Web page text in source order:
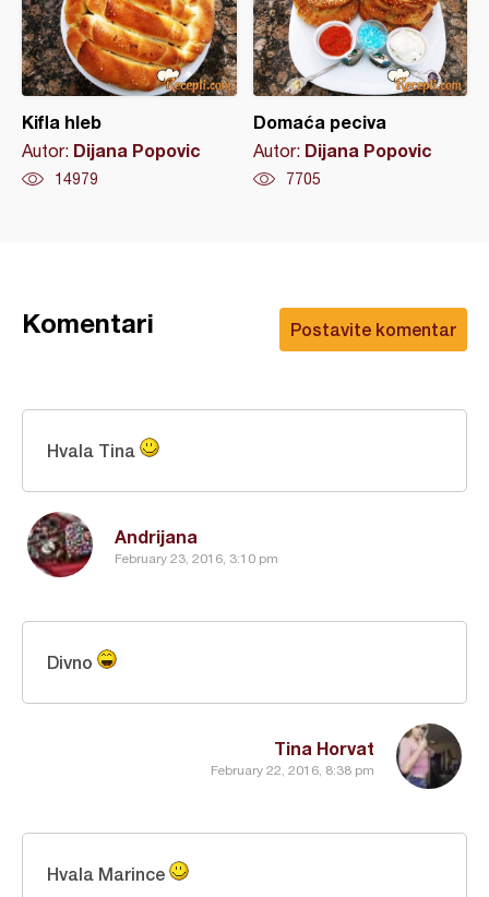
Kifla hleb
Autor: Dijana Popovic
14979
Domaća peciva
Autor: Dijana Popovic
7705
Postavite komentar
Komentari
Andrijana
February 23, 2016, 3:10 pm
Hvala Tina
Tina Horvat
February 22, 2016, 8:38 pm
Divno
Hvala Marince